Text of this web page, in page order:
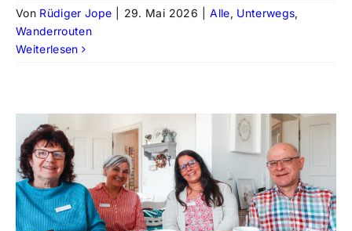
Von Rüdiger Jope 29. Mai 2026 Alle, Unterwegs,
Wanderrouten
Weiterlesen